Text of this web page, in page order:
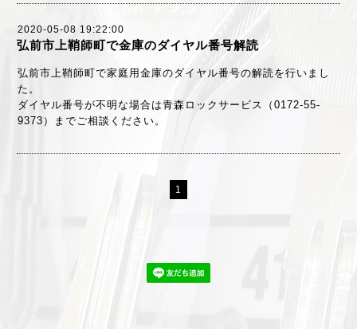
2020-05-08 19:22:00
弘前市上鞘師町で金庫のダイヤル番号解読
弘前市上鞘師町で家庭用金庫のダイヤル番号の解読を行いまし
た。
ダイヤル番号が不明な場合は青森ロックサービス（0172-55-
9373）までご相談ください。
1